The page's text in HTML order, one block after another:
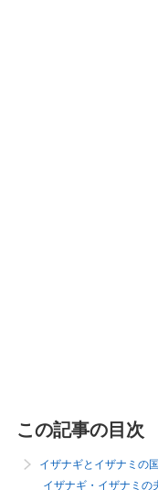
この記事の目次
イザナギとイザナミの
イザナギ・イザナミの